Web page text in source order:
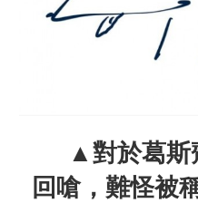
▲對於葛斯
回嗆，難怪被